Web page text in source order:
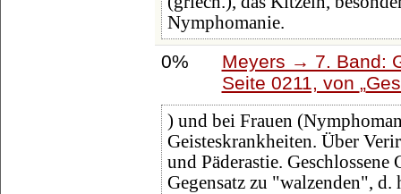
Nymphomanie.
0%
Meyers → 7. Band:
Seite 0211, von
) und bei Frauen
Geisteskrankheiten. Über
und Päderastie.
Gegensatz zu "walzenden", d.